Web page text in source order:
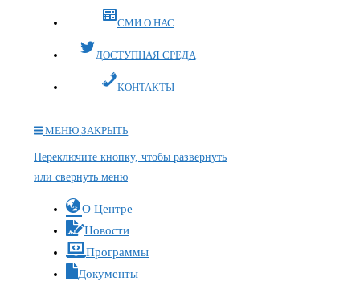
СМИ О НАС
ДОСТУПНАЯ СРЕДА
КОНТАКТЫ
МЕНЮ ЗАКРЫТЬ
Переключите кнопку, чтобы развернуть
или свернуть меню
О Центре
Новости
Программы
Документы